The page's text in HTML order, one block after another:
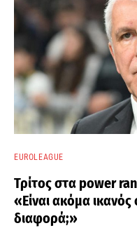
EUROLEAGUE
Τρίτος στα power
«Είναι ακόμα
διαφορά;»